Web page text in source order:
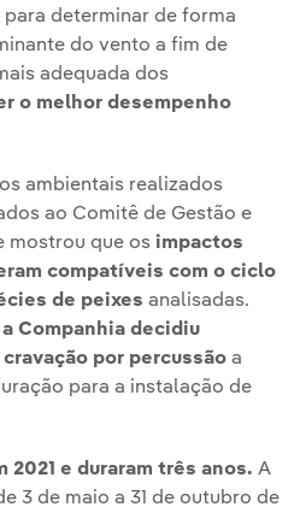
determinar de forma
do vento a fim de
adequada dos
o melhor desempenho
ambientais realizados
ao Comitê de Gestão e
mostrou que os impactos
compatíveis com o ciclo
de peixes analisadas.
a Companhia decidiu
por percussão a
para a instalação de
2021 e duraram três anos. A
3 de maio a 31 de outubro de